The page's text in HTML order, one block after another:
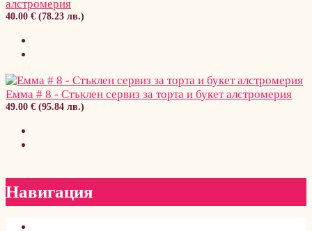
алстромерия
40.00 € (78.23 лв.)
Емма # 8 - Стъклен сервиз за торта и букет алстромерия
49.00 € (95.84 лв.)
Навигация